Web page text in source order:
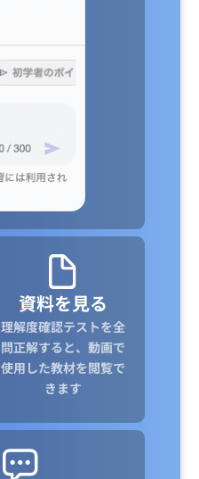
資料を見る
理解度確認テストを全
問正解すると、動画で
使用した教材を閲覧で
きます